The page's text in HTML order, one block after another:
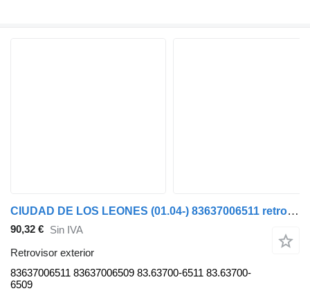
CIUDAD DE LOS LEONES (01.04-) 83637006511 retrovisor exterior para MAN LIONS CITY (01.04-) autobús
90,32 € Sin IVA
Retrovisor exterior
83637006511 83637006509 83.63700-6511 83.63700-
6509